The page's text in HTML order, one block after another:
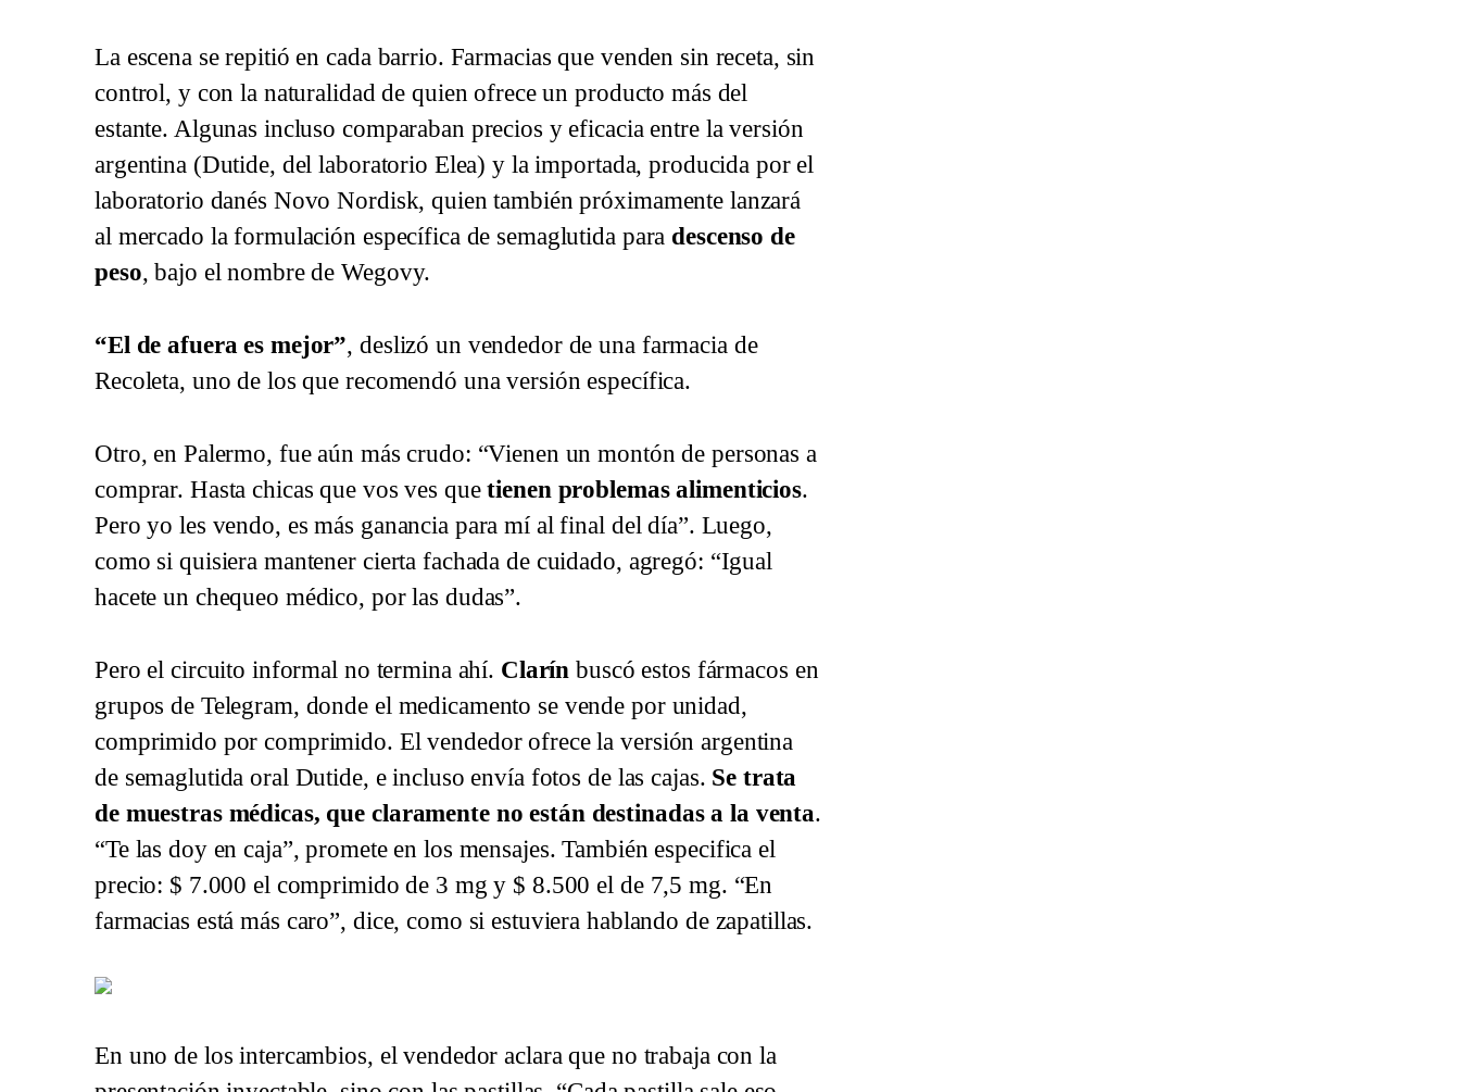
La escena se repitió en cada barrio. Farmacias que venden sin receta, sin
control, y con la naturalidad de quien ofrece un producto más del
estante. Algunas incluso comparaban precios y eficacia entre la versión
argentina (Dutide, del laboratorio Elea) y la importada, producida por el
laboratorio danés Novo Nordisk, quien también próximamente lanzará
al mercado la formulación específica de semaglutida para descenso de
peso, bajo el nombre de Wegovy.
“El de afuera es mejor”, deslizó un vendedor de una farmacia de
Recoleta, uno de los que recomendó una versión específica.
Otro, en Palermo, fue aún más crudo: “Vienen un montón de personas a
comprar. Hasta chicas que vos ves quetienen problemas alimenticios.
Pero yo les vendo, es más ganancia para mí al final del día”. Luego,
como si quisiera mantener cierta fachada de cuidado, agregó: “Igual
hacete un chequeo médico, por las dudas”.
Pero el circuito informal no termina ahí. Clarínbuscó estos fármacos en
grupos de Telegram, donde el medicamento se vende por unidad,
comprimido por comprimido. El vendedor ofrece la versión argentina
de semaglutida oral Dutide, e incluso envía fotos de las cajas. Se trata
de muestras médicas, que claramente no están destinadas a la venta.
“Te las doy en caja”, promete en los mensajes. También especifica el
precio: $ 7.000 el comprimido de 3 mg y $ 8.500 el de 7,5 mg. “En
farmacias está más caro”, dice, como si estuviera hablando de zapatillas.
En uno de los intercambios, el vendedor aclara que no trabaja con la